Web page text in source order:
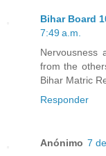
Bihar Board
7:49 a.m.
Nervousness
from the
Bihar Matric
Responder
Anónimo 7